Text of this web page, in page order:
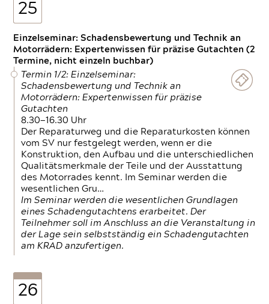
25
Einzelseminar: Schadensbewertung und Technik an
Motorrädern: Expertenwissen für präzise Gutachten (2
Termine, nicht einzeln buchbar)
Termin 1/2: Einzelseminar:
Schadensbewertung und Technik an
Motorrädern: Expertenwissen für präzise
Gutachten
8.30—16.30 Uhr
Der Reparaturweg und die Reparaturkosten können
vom SV nur festgelegt werden, wenn er die
Konstruktion, den Aufbau und die unterschiedlichen
Qualitätsmerkmale der Teile und der Ausstattung
des Motorrades kennt. Im Seminar werden die
wesentlichen Gru…
Im Seminar werden die wesentlichen Grundlagen
eines Schadengutachtens erarbeitet. Der
Teilnehmer soll im Anschluss an die Veranstaltung in
der Lage sein selbstständig ein Schadengutachten
am KRAD anzufertigen.
26